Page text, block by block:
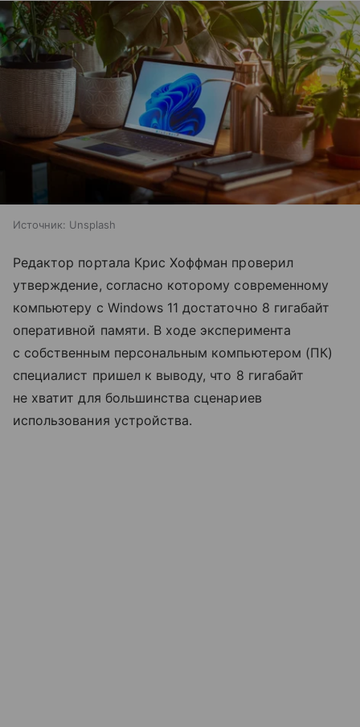
Источник: Unsplash
Редактор портала Крис Хоффман проверил
утверждение, согласно которому современному
компьютеру с Windows 11 достаточно 8 гигабайт
оперативной памяти. В ходе эксперимента
с собственным персональным компьютером (ПК)
специалист пришел к выводу, что 8 гигабайт
не хватит для большинства сценариев
использования устройства.